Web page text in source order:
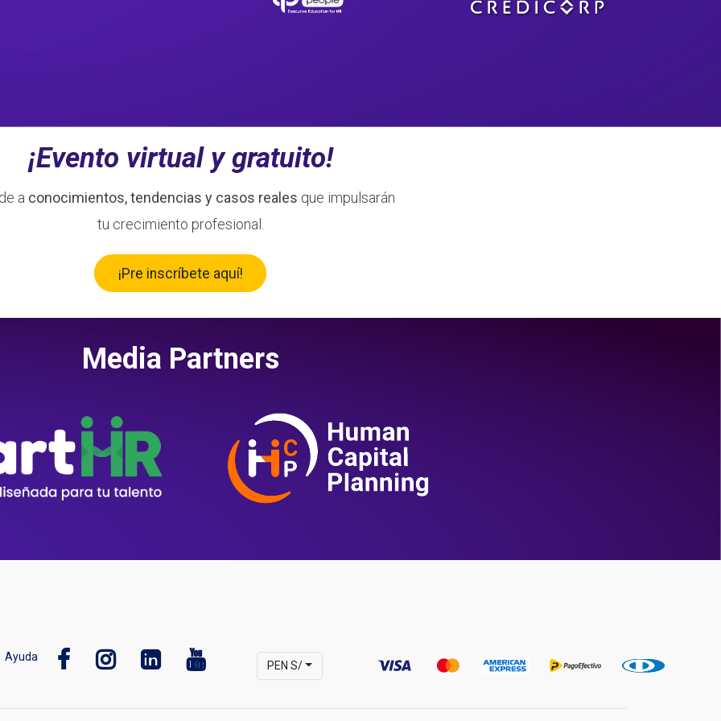
¡Evento virtual y gratuito!
a conocimientos, tendencias y casos reales que impulsarán
tu crecimiento profesional.
¡Pre inscríbete aquí!
Media Partners
Ayuda
PEN S/